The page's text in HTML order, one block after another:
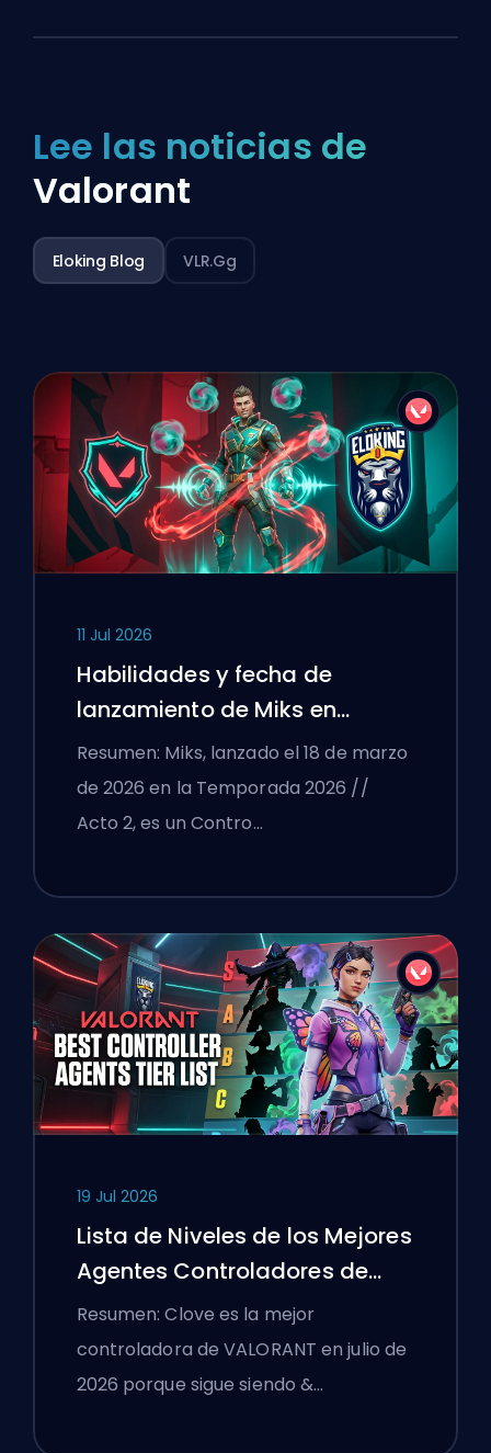
Lee las noticias de
Valorant
Eloking Blog VLR.gg
11 Jul 2026
Habilidades y fecha de
lanzamiento de Miks en
VALORANT explicadas
Resumen: Miks, lanzado el 18 de marzo
de 2026 en la Temporada 2026 //
Acto 2, es un Contro…
19 Jul 2026
Lista de Niveles de los Mejores
Agentes Controladores de
VALORANT
Resumen: Clove es la mejor
controladora de VALORANT en julio de
2026 porque sigue siendo &…